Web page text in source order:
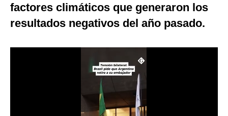
factores climáticos que generaron los
resultados negativos del año pasado.